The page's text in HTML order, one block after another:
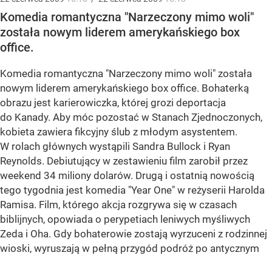
Komedia romantyczna "Narzeczony mimo woli"
została nowym liderem amerykańskiego box
office.
Komedia romantyczna "Narzeczony mimo woli" została
nowym liderem amerykańskiego box office. Bohaterką
obrazu jest karierowiczka, której grozi deportacja
do Kanady. Aby móc pozostać w Stanach Zjednoczonych,
kobieta zawiera fikcyjny ślub z młodym asystentem.
W rolach głównych wystąpili Sandra Bullock i Ryan
Reynolds. Debiutujący w zestawieniu film zarobił przez
weekend 34 miliony dolarów. Drugą i ostatnią nowością
tego tygodnia jest komedia "Year One" w reżyserii Harolda
Ramisa. Film, którego akcja rozgrywa się w czasach
biblijnych, opowiada o perypetiach leniwych myśliwych
Zeda i Oha. Gdy bohaterowie zostają wyrzuceni z rodzinnej
wioski, wyruszają w pełną przygód podróż po antycznym